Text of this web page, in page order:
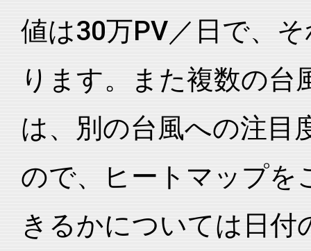
値は30万PV／日で、
ります。また複数の台
は、別の台風への注目
ので、ヒートマップを
きるかについては日付